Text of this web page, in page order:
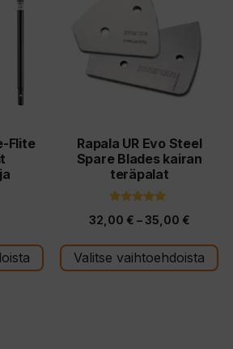
Flite
Rapala UR Evo Steel
Spare Blades kairan
teräpalat
5:stä
32,00 € – 35,00 €
-
Valitse vaihtoehdoista
useampi
muunnelma.
tuotteen
sivulla.